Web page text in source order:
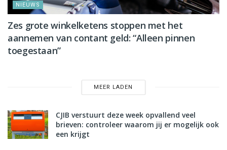
NIEUWS
Zes grote winkelketens stoppen met het
aannemen van contant geld: “Alleen pinnen
toegestaan”
MEER LADEN
CJIB verstuurt deze week opvallend veel
brieven: controleer waarom jij er mogelijk ook
een krijgt